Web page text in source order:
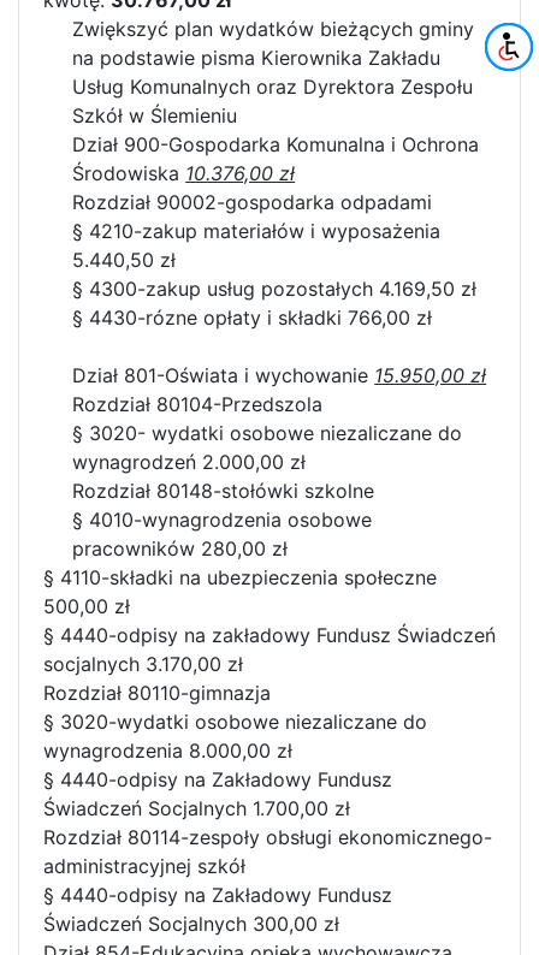
Zwiększyć plan wydatków bieżących gminy
na podstawie pisma Kierownika Zakładu
Usług Komunalnych oraz Dyrektora Zespołu
Szkół w Ślemieniu
Dział 900-Gospodarka Komunalna i Ochrona
Środowiska 10.376,00 zł
Rozdział 90002-gospodarka odpadami
§ 4210-zakup materiałów i wyposażenia
5.440,50 zł
§ 4300-zakup usług pozostałych 4.169,50 zł
§ 4430-rózne opłaty i składki 766,00 zł
Dział 801-Oświata i wychowanie 15.950,00 zł
Rozdział 80104-Przedszola
§ 3020- wydatki osobowe niezaliczane do
wynagrodzeń 2.000,00 zł
Rozdział 80148-stołówki szkolne
§ 4010-wynagrodzenia osobowe
pracowników 280,00 zł
§ 4110-składki na ubezpieczenia społeczne
500,00 zł
§ 4440-odpisy na zakładowy Fundusz Świadczeń
socjalnych 3.170,00 zł
Rozdział 80110-gimnazja
§ 3020-wydatki osobowe niezaliczane do
wynagrodzenia 8.000,00 zł
§ 4440-odpisy na Zakładowy Fundusz
Świadczeń Socjalnych 1.700,00 zł
Rozdział 80114-zespoły obsługi ekonomicznego-
administracyjnej szkół
§ 4440-odpisy na Zakładowy Fundusz
Świadczeń Socjalnych 300,00 zł